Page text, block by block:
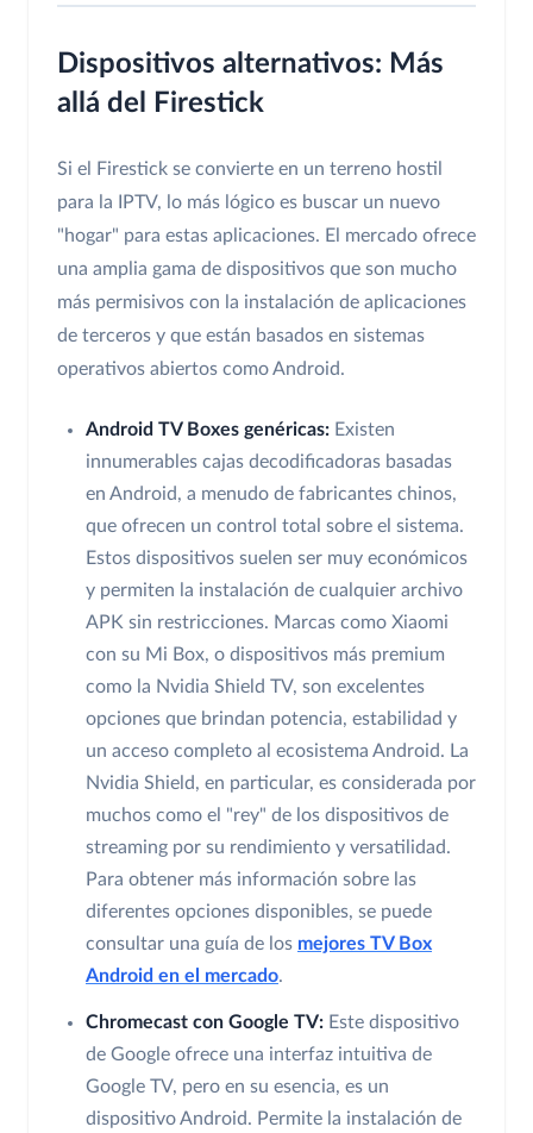
Dispositivos alternativos: Más
allá del Firestick
Si el Firestick se convierte en un terreno hostil
para la IPTV, lo más lógico es buscar un nuevo
"hogar" para estas aplicaciones. El mercado ofrece
una amplia gama de dispositivos que son mucho
más permisivos con la instalación de aplicaciones
de terceros y que están basados en sistemas
operativos abiertos como Android.
Android TV Boxes genéricas: Existen
innumerables cajas decodificadoras basadas
en Android, a menudo de fabricantes chinos,
que ofrecen un control total sobre el sistema.
Estos dispositivos suelen ser muy económicos
y permiten la instalación de cualquier archivo
APK sin restricciones. Marcas como Xiaomi
con su Mi Box, o dispositivos más premium
como la Nvidia Shield TV, son excelentes
opciones que brindan potencia, estabilidad y
un acceso completo al ecosistema Android. La
Nvidia Shield, en particular, es considerada por
muchos como el "rey" de los dispositivos de
streaming por su rendimiento y versatilidad.
Para obtener más información sobre las
diferentes opciones disponibles, se puede
consultar una guía de los mejores TV Box
Android en el mercado.
Chromecast con Google TV: Este dispositivo
de Google ofrece una interfaz intuitiva de
Google TV, pero en su esencia, es un
dispositivo Android. Permite la instalación de